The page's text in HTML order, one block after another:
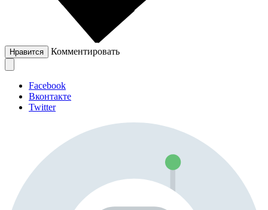
Нравится Комментировать
Facebook
Вконтакте
Twitter